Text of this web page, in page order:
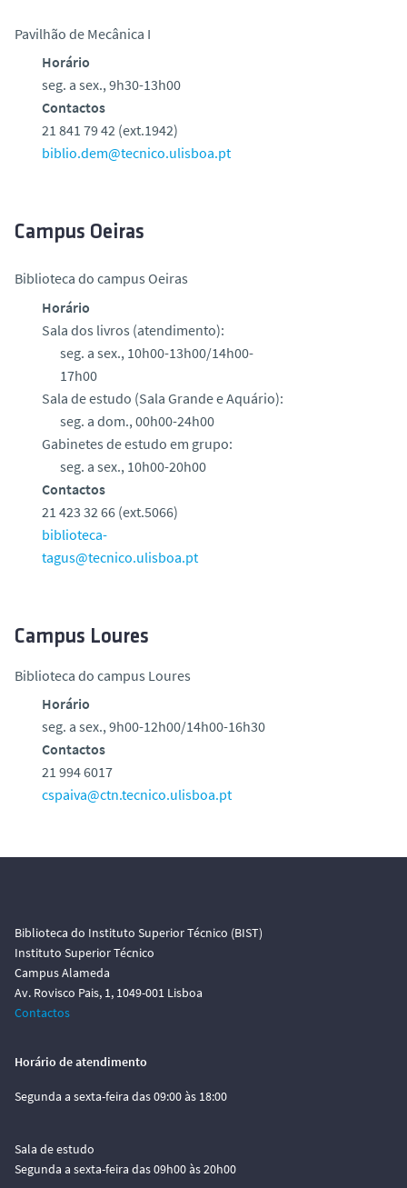
Pavilhão de Mecânica I
Horário
seg. a sex., 9h30-13h00
Contactos
21 841 79 42 (ext.1942)
biblio.dem@tecnico.ulisboa.pt
Campus Oeiras
Biblioteca do campus Oeiras
Horário
Sala dos livros (atendimento):
seg. a sex., 10h00-13h00/14h00-
17h00
Sala de estudo (Sala Grande e Aquário):
seg. a dom., 00h00-24h00
Gabinetes de estudo em grupo:
seg. a sex., 10h00-20h00
Contactos
21 423 32 66 (ext.5066)
biblioteca-
tagus@tecnico.ulisboa.pt
Campus Loures
Biblioteca do campus Loures
Horário
seg. a sex., 9h00-12h00/14h00-16h30
Contactos
21 994 6017
cspaiva@ctn.tecnico.ulisboa.pt
Biblioteca do Instituto Superior Técnico (BIST)
Instituto Superior Técnico
Campus Alameda
Av. Rovisco Pais, 1, 1049-001 Lisboa
Contactos
Horário de atendimento
Segunda a sexta-feira das 09:00 às 18:00
Sala de estudo
Segunda a sexta-feira das 09h00 às 20h00